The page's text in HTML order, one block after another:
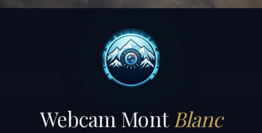
Webcam Mont Blanc